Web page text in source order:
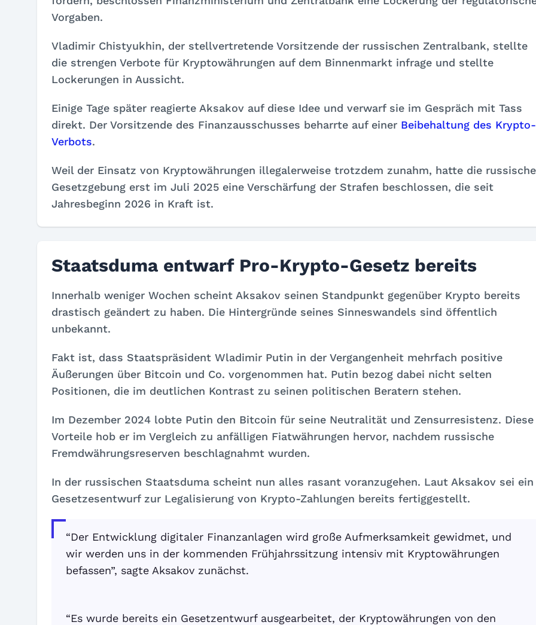
Vorgaben.
Vladimir Chistyukhin, der stellvertretende Vorsitzende der russischen Zentralbank, stellte
die strengen Verbote für Kryptowährungen auf dem Binnenmarkt infrage und stellte
Lockerungen in Aussicht.
Einige Tage später reagierte Aksakov auf diese Idee und verwarf sie im Gespräch mit Tass
direkt. Der Vorsitzende des Finanzausschusses beharrte auf einer Beibehaltung des Krypto-
Verbots.
Weil der Einsatz von Kryptowährungen illegalerweise trotzdem zunahm, hatte die russische
Gesetzgebung erst im Juli 2025 eine Verschärfung der Strafen beschlossen, die seit
Jahresbeginn 2026 in Kraft ist.
Staatsduma entwarf Pro-Krypto-Gesetz bereits
Innerhalb weniger Wochen scheint Aksakov seinen Standpunkt gegenüber Krypto bereits
drastisch geändert zu haben. Die Hintergründe seines Sinneswandels sind öffentlich
unbekannt.
Fakt ist, dass Staatspräsident Wladimir Putin in der Vergangenheit mehrfach positive
Äußerungen über Bitcoin und Co. vorgenommen hat. Putin bezog dabei nicht selten
Positionen, die im deutlichen Kontrast zu seinen politischen Beratern stehen.
Im Dezember 2024 lobte Putin den Bitcoin für seine Neutralität und Zensurresistenz. Diese
Vorteile hob er im Vergleich zu anfälligen Fiatwährungen hervor, nachdem russische
Fremdwährungsreserven beschlagnahmt wurden.
In der russischen Staatsduma scheint nun alles rasant voranzugehen. Laut Aksakov sei ein
Gesetzesentwurf zur Legalisierung von Krypto-Zahlungen bereits fertiggestellt.
“Der Entwicklung digitaler Finanzanlagen wird große Aufmerksamkeit gewidmet, und
wir werden uns in der kommenden Frühjahrssitzung intensiv mit Kryptowährungen
befassen”, sagte Aksakov zunächst.
“Es wurde bereits ein Gesetzentwurf ausgearbeitet, der Kryptowährungen von den